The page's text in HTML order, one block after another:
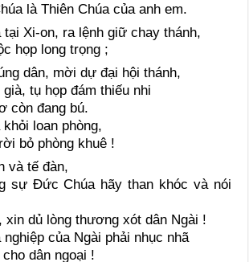
là Thiên Chúa của anh em.
tại Xi-on, ra lệnh giữ chay thánh,
họp long trọng ;
dân, mời dự đại hội thánh,
tụ họp đám thiếu nhi
còn đang bú.
loan phòng,
bỏ phòng khuê !
và tế đàn,
sự Đức Chúa hãy than khóc và nói
xin dủ lòng thương xót dân Ngài !
của Ngài phải nhục nhã
dân ngoại !